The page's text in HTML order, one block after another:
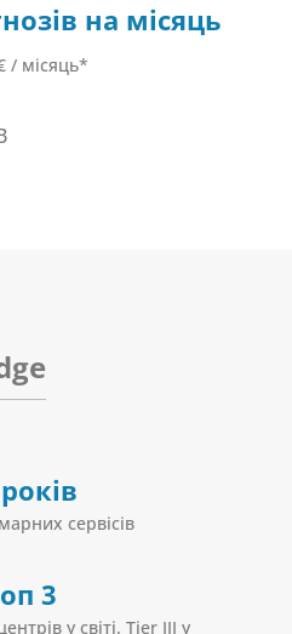
на місяць
/ місяць*
сервісів
3
у світі. Tier III у